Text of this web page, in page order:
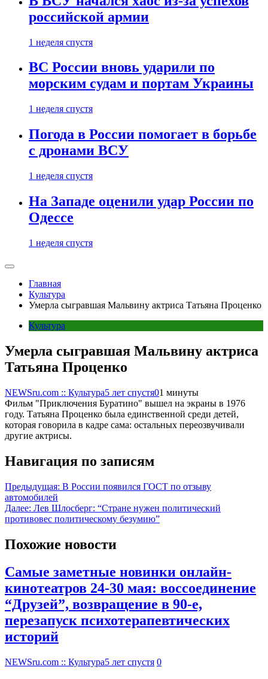
российской армии
1 неделя спустя
ВС России вновь ударили по
морским судам и портам Украины
1 неделя спустя
Погода в России помогает в борьбе
с дронами ВСУ
1 неделя спустя
На Западе оценили удар России по
Одессе
1 неделя спустя
Главная
Культура
Умерла сыгравшая Мальвину актриса Татьяна Проценко
Культура
Умерла сыгравшая Мальвину актриса
Татьяна Проценко
NEWSru.com :: Культура5 лет спустя01 минуты
Фильм "Приключения Буратино" вышел на экраны в 1976
году. Татьяна Проценко была единственной среди детей,
которая говорила в кадре сама: остальных переозвучивали
другие актрисы.
Навигация по записям
Предыдущая: В России появился ГОСТ по отзыву
автомобилей
Далее: Лев Шлосберг: “Стране нужен политический
противовес политическому безумию”
Похожие новости
Самые заметные новинки онлайн-
кинотеатров 24-30 мая: воссоединение
“Друзей”, возвращение в 90-е,
перезапуск психотерапевтических
историй
NEWSru.com :: Культура5 лет спустя 0